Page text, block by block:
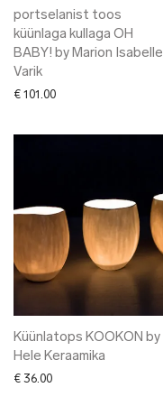
portselanist toos
küünlaga kullaga OH
BABY! by Marion Isabelle
Varik
€ 101.00
Küünlatops KOOKON by
Hele Keraamika
€ 36.00